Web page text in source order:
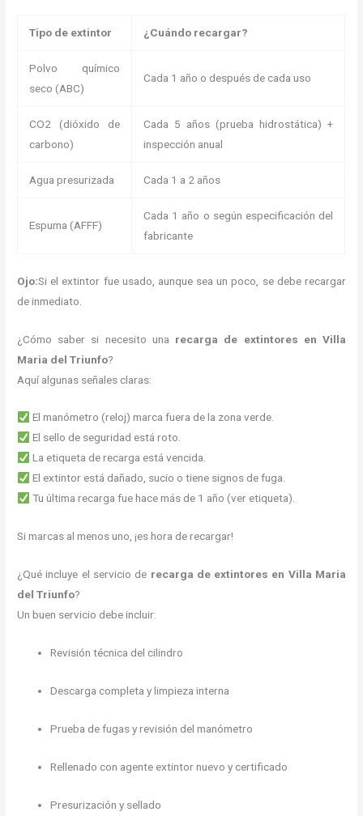
Tipo de extintor ¿Cuándo recargar?
Polvo químico
seco (ABC)
Cada 1 año o después de cada uso
CO2 (dióxido de
carbono)
Cada 5 años (prueba hidrostática) +
inspección anual
Agua presurizada Cada 1 a 2 años
Espuma (AFFF)
Cada 1 año o según especificación del
fabricante
Ojo:Si el extintor fue usado, aunque sea un poco, se debe recargar
de inmediato.
¿Cómo saber si necesito una recarga de extintores en Villa
Maria del Triunfo?
Aquí algunas señales claras:
El manómetro (reloj) marca fuera de la zona verde.
El sello de seguridad está roto.
La etiqueta de recarga está vencida.
El extintor está dañado, sucio o tiene signos de fuga.
Tu última recarga fue hace más de 1 año (ver etiqueta).
Si marcas al menos uno, ¡es hora de recargar!
¿Qué incluye el servicio de recarga de extintores en Villa Maria
del Triunfo?
Un buen servicio debe incluir:
Revisión técnica del cilindro
Descarga completa y limpieza interna
Prueba de fugas y revisión del manómetro
Rellenado con agente extintor nuevo y certificado
Presurización y sellado